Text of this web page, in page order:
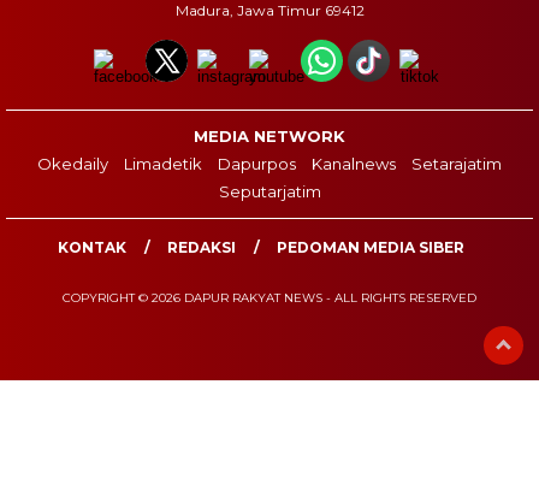
Madura, Jawa Timur 69412
MEDIA NETWORK
Okedaily
Limadetik Dapurpos Kanalnews
Setarajatim
Seputarjatim
KONTAK REDAKSI PEDOMAN MEDIA SIBER
COPYRIGHT © 2026 DAPUR RAKYAT NEWS - ALL RIGHTS RESERVED